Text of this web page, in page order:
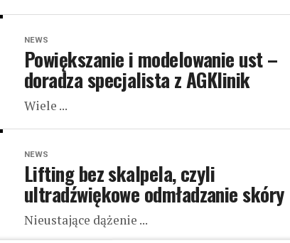
NEWS
Powiększanie i modelowanie ust –
doradza specjalista z AGKlinik
Wiele ...
NEWS
Lifting bez skalpela, czyli
ultradźwiękowe odmładzanie skóry
Nieustające dążenie ...